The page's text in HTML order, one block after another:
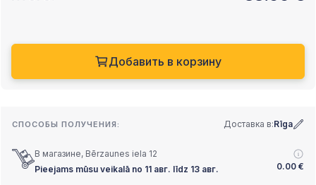
Добавить в корзину
СПОСОБЫ ПОЛУЧЕНИЯ: Доставка в:Rīga
В магазине, Bērzaunes iela 12
Pieejams mūsu veikalā no 11 авг. līdz 13 авг.
0.00 €